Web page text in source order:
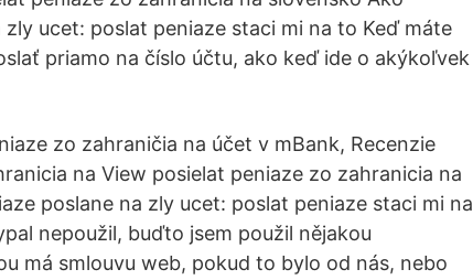
ucet: poslat peniaze staci mi na to Keď máte
priamo na číslo účtu, ako keď ide o akýkoľvek
zo zahraničia na účet v mBank, Recenzie
na View posielat peniaze zo zahranicia na
poslane na zly ucet: poslat peniaze staci mi na
nepoužil, buďto jsem použil nějakou
má smlouvu web, pokud to bylo od nás, nebo